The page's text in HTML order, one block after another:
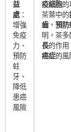
益
處 ：
增強
免疫
力、
預防
蛀
牙、
降低
患癌
風險
疫細胞的
茶葉中的
齒， 預防
明，茶多
長的作用
癌症的風